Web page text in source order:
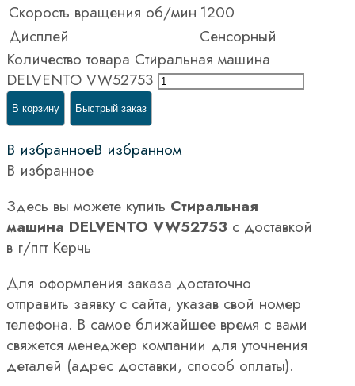
Скорость вращения об/мин 1200
Дисплей
Сенсорный
Количество товара Стиральная машина
DELVENTO VW52753
В корзину Быстрый заказ
В избранноеВ избранном
В избранное
Здесь вы можете купить Стиральная
машина DELVENTO VW52753 с доставкой
в г/пгт Керчь
Для оформления заказа достаточно
отправить заявку с сайта, указав свой номер
телефона. В самое ближайшее время с вами
свяжется менеджер компании для уточнения
деталей (адрес доставки, способ оплаты).